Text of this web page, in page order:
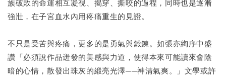
族破敗的命運相互凝視、揭穿、撕咬的過程，同時也是逐漸
強壯，在子宮血水內用疼痛重生的見證。
不只是受苦與疼痛，更多的是勇氣與鍛鍊。如張亦絢序中盛
讚「必須說作品迸發的美感與力道，使得本來可能讀來會陰
暗的心情，散發出珠灰的緞亮光澤──神清氣爽。」文學或許